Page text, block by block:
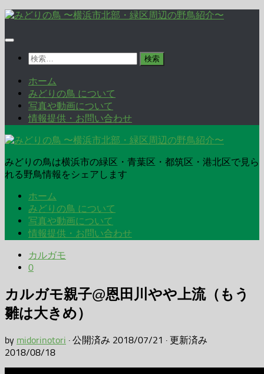
コ
テ
プ
検
ホーム
みどりの鳥 について
写真や動画について
情報提供・お問い合わせ
みどりの鳥は横浜市の緑区・青葉区・都筑区・港北区で見ら
れる野鳥情報をシェアします
ホーム
みどりの鳥 について
写真や動画について
情報提供・お問い合わせ
カルガモ
0
カルガモ親子@恩田川やや上流（もう
雛は大きめ）
by midorinotori · 公開済み 2018/07/21 · 更新済み
2018/08/18